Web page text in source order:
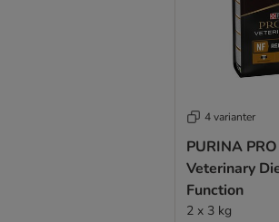
4 varianter
PURINA
Veterinary
Function
2 x 3 kg